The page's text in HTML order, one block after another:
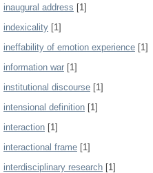
inaugural address [1]
indexicality [1]
ineffability of emotion experience [1]
information war [1]
institutional discourse [1]
intensional definition [1]
interaction [1]
interactional frame [1]
interdisciplinary research [1]